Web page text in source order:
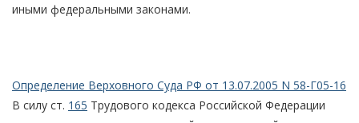
иными федеральными законами.
Определение Верховного Суда РФ от 13.07.2005 N 58-Г05-16
В силу ст. 165 Трудового кодекса Российской Федерации